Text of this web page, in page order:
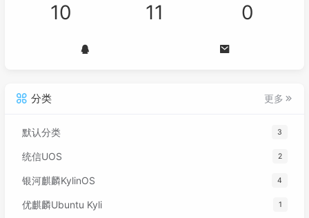
10 11 0
分类 更多
默认分类 3
统信UOS 2
银河麒麟KylinOS 4
优麒麟Ubuntu Kyli 1